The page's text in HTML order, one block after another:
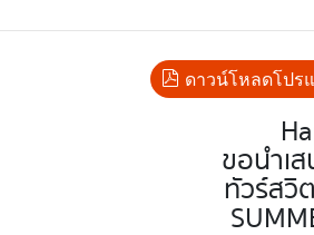
ดาวน์โหลดโปร
ขอนำเ
ทัวร์สวิ